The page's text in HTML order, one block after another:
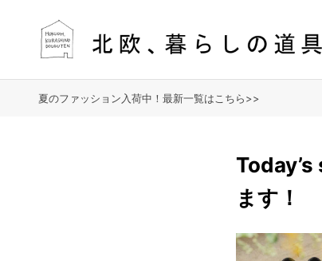
夏のファッション入荷中！最新一覧はこちら>>
ます！